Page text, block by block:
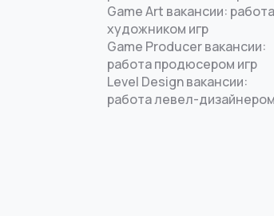
Game Art вакансии: работа
художником игр
Game Producer вакансии:
работа продюсером игр
Level Design вакансии:
работа левел-дизайнером